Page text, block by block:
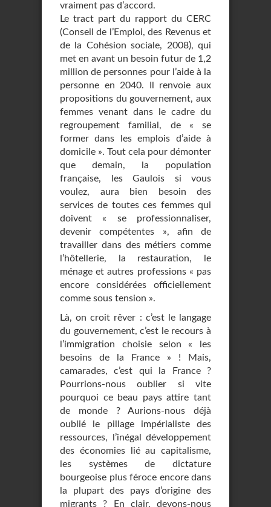
vraiment pas d’accord.
Le tract part du rapport du CERC
(Conseil de l’Emploi, des Revenus et
de la Cohésion sociale, 2008), qui
met en avant un besoin futur de 1,2
million de personnes pour l’aide à la
personne en 2040. Il renvoie aux
propositions du gouvernement, aux
femmes venant dans le cadre du
regroupement familial, de « se
former dans les emplois d’aide à
domicile ». Tout cela pour démonter
que demain, la population
française, les Gaulois si vous
voulez, aura bien besoin des
services de toutes ces femmes qui
doivent « se professionnaliser,
devenir compétentes », afin de
travailler dans des métiers comme
l’hôtellerie, la restauration, le
ménage et autres professions « pas
encore considérées officiellement
comme sous tension ».
Là, on croit rêver : c’est le langage
du gouvernement, c’est le recours à
l’immigration choisie selon « les
besoins de la France » ! Mais,
camarades, c’est qui la France ?
Pourrions-nous oublier si vite
pourquoi ce beau pays attire tant
de monde ? Aurions-nous déjà
oublié le pillage impérialiste des
ressources, l’inégal développement
des économies lié au capitalisme,
les systèmes de dictature
bourgeoise plus féroce encore dans
la plupart des pays d’origine des
migrants ? En clair, devons-nous